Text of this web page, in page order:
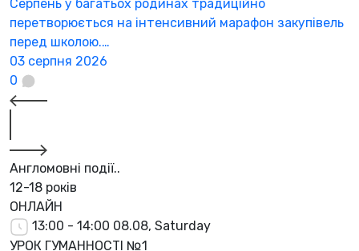
Серпень у багатьох родинах традиційно
перетворюється на інтенсивний марафон закупівель
перед школою.…
03 серпня 2026
0
Англомовні події..
12-18 років
ОНЛАЙН
13:00 - 14:00 08.08, Saturday
УРОК ГУМАННОСТІ №1